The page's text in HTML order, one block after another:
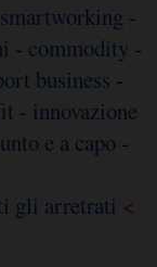
smartworking -
- commodity -
business -
- innovazione
e a capo -
gli arretrati <